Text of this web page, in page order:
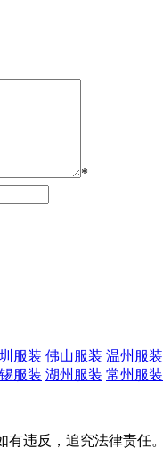
*
服装 佛山服装 温州服装
服装 湖州服装 常州服装
违反，追究法律责任。